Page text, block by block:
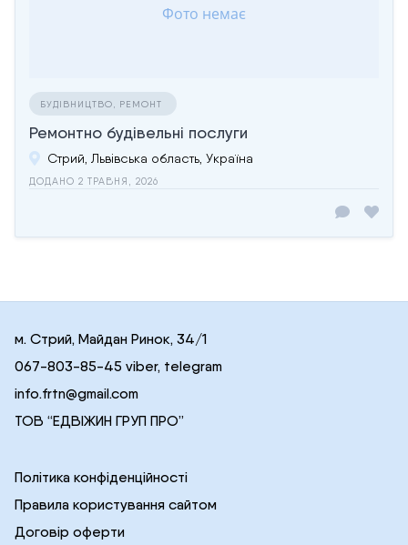
БУДІВНИЦТВО, РЕМОНТ
Ремонтно будівельні послуги
Стрий, Львівська область, Україна
ДОДАНО 2 ТРАВНЯ, 2026
м. Стрий, Майдан Ринок, 34/1
067-803-85-45 viber, telegram
info.frtn@gmail.com
ТОВ “ЕДВІЖИН ГРУП ПРО”
Політика конфіденційності
Правила користування сайтом
Договір оферти